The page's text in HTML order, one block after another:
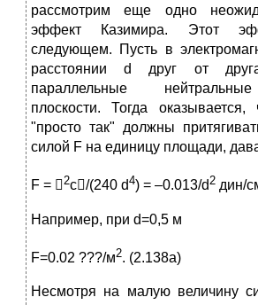
рассмотрим еще одно
эффект Казимира. Этот
следующем. Пусть в
расстоянии d друг от
параллельные
плоскости. Тогда оказывается,
"просто так" должны
силой F на единицу площади,
F = 2c/(240 d4) = –0.013/d2 дин/
Например, при d=0,5 м
F=0.02 ???/м2. (2.138а)
Несмотря на малую величину